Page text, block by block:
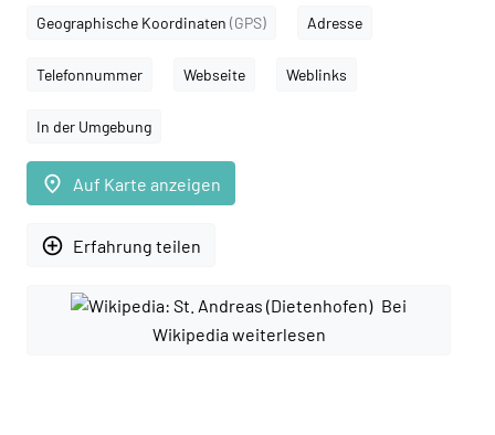
Geographische Koordinaten (GPS) Adresse
Telefonnummer Webseite Weblinks
In der Umgebung
place Auf Karte anzeigen
add_circle_outline Erfahrung teilen
Bei
Wikipedia weiterlesen